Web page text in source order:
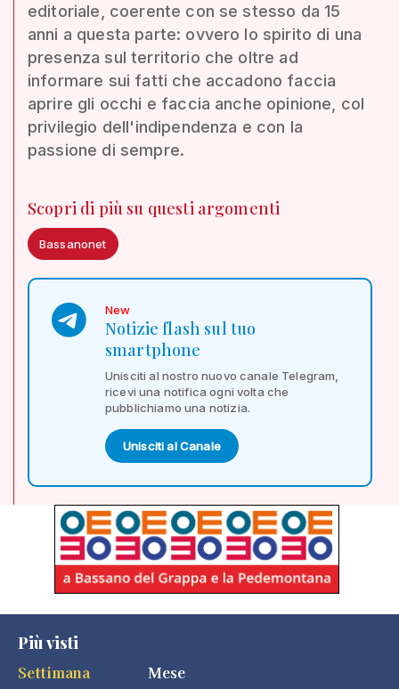
editoriale, coerente con se stesso da 15
anni a questa parte: ovvero lo spirito di una
presenza sul territorio che oltre ad
informare sui fatti che accadono faccia
aprire gli occhi e faccia anche opinione, col
privilegio dell'indipendenza e con la
passione di sempre.
Scopri di più su questi argomenti
Bassanonet
New
Notizie flash sul tuo
smartphone
Unisciti al nostro nuovo canale Telegram,
ricevi una notifica ogni volta che
pubblichiamo una notizia.
Unisciti al Canale
Più visti
Settimana
Mese